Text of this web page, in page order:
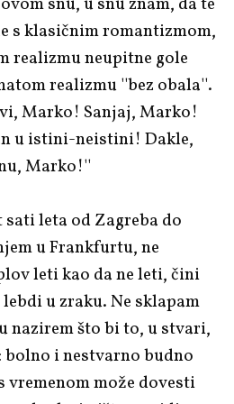
s klasičnim romantizmom,
realizmu neupitne gole
realizmu ''bez obala''.
Marko! Sanjaj, Marko!
u istini-neistini! Dakle,
Marko!''
sati leta od Zagreba do
u Frankfurtu, ne
leti kao da ne leti, čini
u zraku. Ne sklapam
nazirem što bi to, u stvari,
i nestvarno budno
vremenom može dovesti